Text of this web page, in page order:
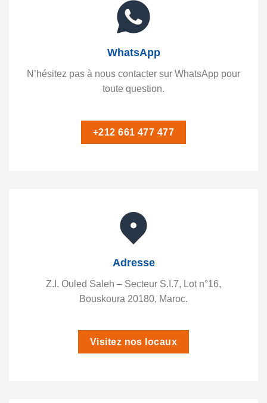
WhatsApp
N’hésitez pas à nous contacter sur WhatsApp pour
toute question.
+212 661 477 477
Adresse
Z.I. Ouled Saleh – Secteur S.I.7, Lot n°16,
Bouskoura 20180, Maroc.
Visitez nos locaux